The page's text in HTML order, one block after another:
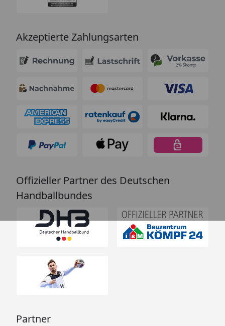
Akzeptierte Zahlungsarten
Offizieller Partner des Deutschen
Handballbundes
Partner